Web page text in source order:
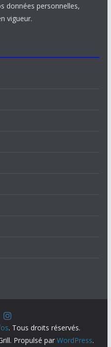
données personnelles,
vigueur.
. Tous droits réservés.
Propulsé par WordPress.